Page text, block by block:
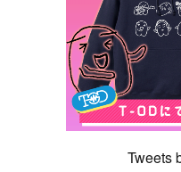
Tweets